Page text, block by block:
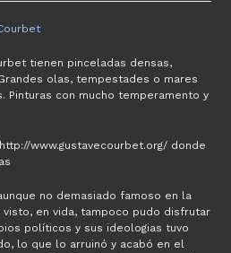
tienen pinceladas densas,
olas, tempestades o mares
Pinturas con mucho temperamento y
www.gustavecourbet.org/ donde
no demasiado famoso en la
en vida, tampoco pudo disfrutar
políticos y sus ideologias tuvo
lo que lo arruinó y acabó en el